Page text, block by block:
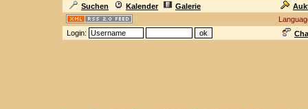
Suchen Kalender Galerie
Login: